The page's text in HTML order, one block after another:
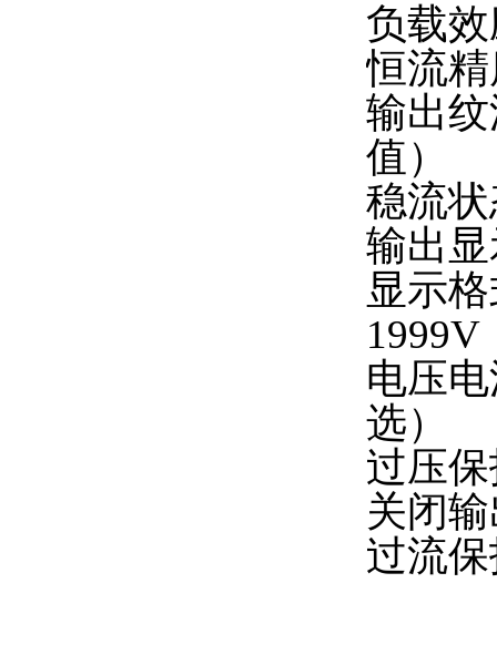
负载
恒流
输出
值）
稳流
输出
显示
1999V
电压
选）
过压
关闭
过流